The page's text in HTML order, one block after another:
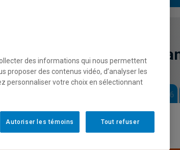
-Introduction à
Horaire - Automne 2026
des informations qui nous permettent
proposer des contenus vidéo, d’analyser les
personnaliser votre choix en sélectionnant
Tout refuser
Autoriser les témoins